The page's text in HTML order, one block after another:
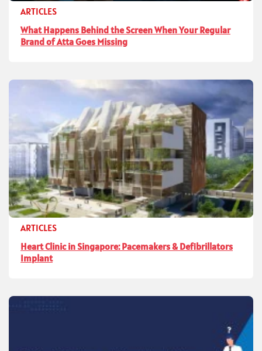
ARTICLES
What Happens Behind the Screen When Your Regular
Brand of Atta Goes Missing
ARTICLES
Heart Clinic in Singapore: Pacemakers & Defibrillators
Implant